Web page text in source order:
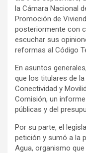
la Cámara Nacional
Promoción de
posteriormente con
escuchar sus
reformas al Código
En asuntos
que los titulares de
Conectividad y
Comisión, un
públicas y del
Por su parte, el
petición y sumó a la
Agua, organismo